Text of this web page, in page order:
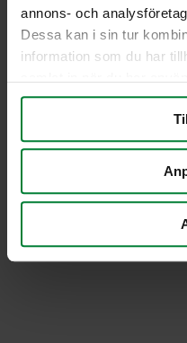
annons- och
Dessa kan i sin tur
information som du har